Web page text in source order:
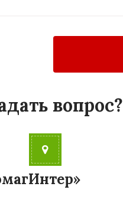
вопрос?